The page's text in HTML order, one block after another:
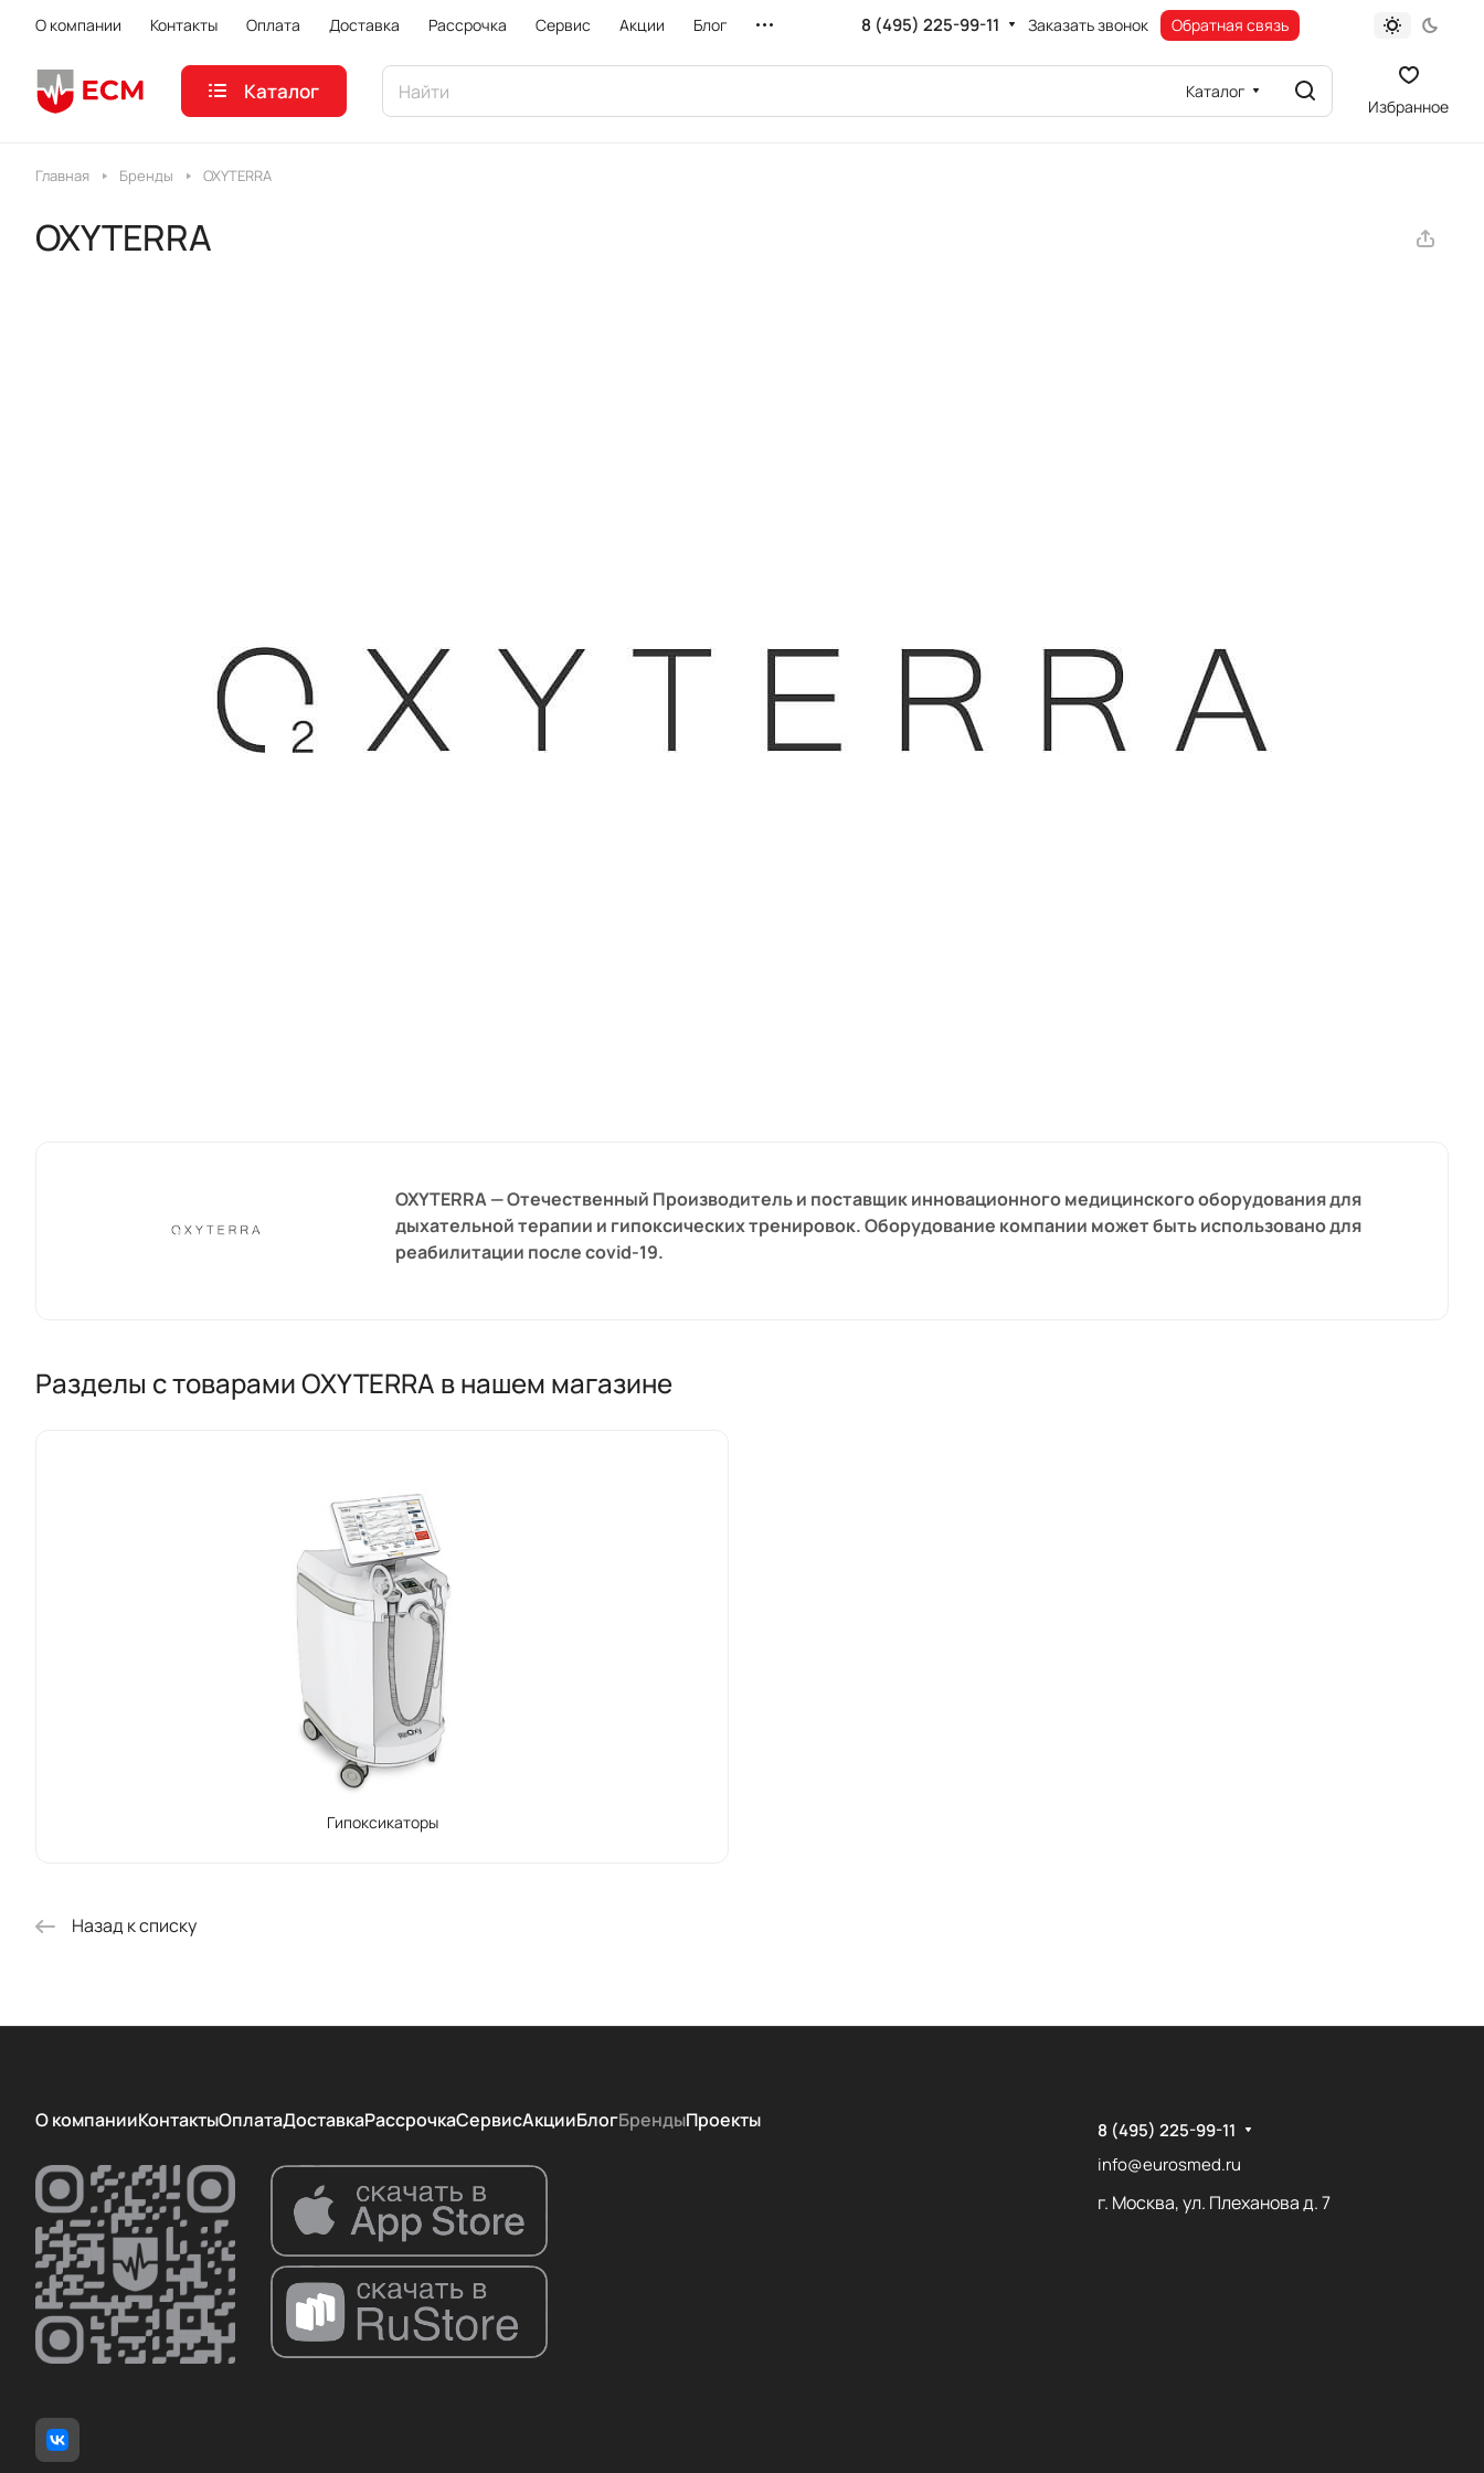
О компании Контакты Оплата Доставка Рассрочка Сервис Акции Блог 8 (495) 225-99-11 Заказать звонок Обратная связь
Каталог Каталог
Избранное
Главная Бренды OXYTERRA
OXYTERRA
OXYTERRA — Отечественный Производитель и поставщик инновационного медицинского оборудования для
дыхательной терапии и гипоксических тренировок. Оборудование компании может быть использовано для
реабилитации после covid-19.
Разделы с товарами OXYTERRA в нашем магазине
Гипоксикаторы
Назад к списку
О компанииКонтактыОплатаДоставкаРассрочкаСервисАкцииБлогБрендыПроекты
8 (495) 225-99-11
info@eurosmed.ru
г. Москва, ул. Плеханова д. 7